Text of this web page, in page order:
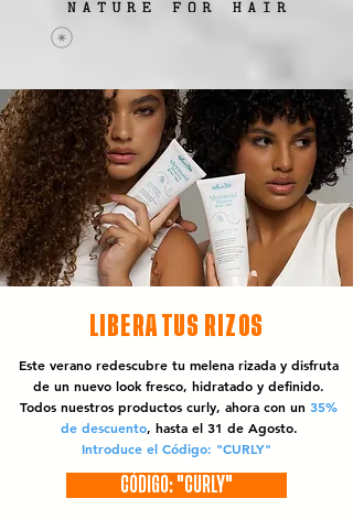
LIBERA TUS RIZOS
Este verano redescubre tu melena rizada y disfruta
de un nuevo look fresco, hidratado y definido.
Todos nuestros productos curly, ahora con un 35%
de descuento, hasta el 31 de Agosto.
Introduce el Código: "CURLY"
CÓDIGO: "CURLY"